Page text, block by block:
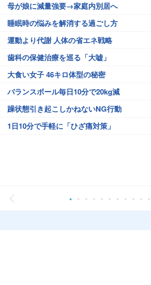
母が娘に減量強要→家庭内別居へ
睡眠時の悩みを解消する過ごし方
運動より代謝 人体の省エネ戦略
歯科の保健治療を巡る「大嘘」
大食い女子 46キロ体型の秘密
バランスボール毎日10分で20kg減
躁状態引き起こしかねないNG行動
1日10分で手軽に「ひざ痛対策」